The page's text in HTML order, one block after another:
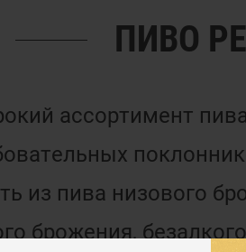
ПИВО
ассортимент
из пива низового
брожения,